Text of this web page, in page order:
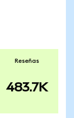
Reseñas
483.7K